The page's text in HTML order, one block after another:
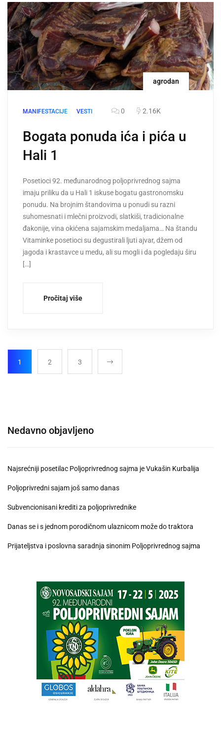
agrodan
MANIFESTACIJE VESTI 0 2.16K
Bogata ponuda ića i pića u
Hali 1
Posetioci 92. međunarodnog poljoprivrednog sajma
imaju priliku da u Hali 1 iskuse bogatu gastronomsku
ponudu. Na brojnim štandovima u ponudi su razni
suhomesnati i mlečni proizvodi, slatkiši, tradicionalne
đakonije, vina okićena sajamskim medaljama… Na štandu
Vitaminke posetioci su degustirali ljuti ajvar, džem od
jagoda i krastavce u medu, ali su mogli i da pogledaju širu
[…]
Pročitaj više
1 2 3
Nedavno objavljeno
Najsrećniji posetilac Poljoprivrednog sajma je Vukašin Kurbalija
Poljoprivredni sajam još samo danas
Subvencionisani krediti za poljoprivrednike
Danas se i s jednom porodičnom ulaznicom može do traktora
Prijateljstva i poslovna saradnja sinonim Poljoprivrednog sajma